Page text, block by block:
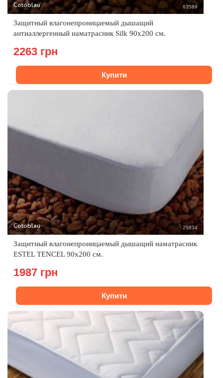
Cotoblau 63589
Защитный влагонепроницаемый дышащий
антиаллергенный наматрасник Silk 90х200 см.
2263 грн
Купити
Cotoblau 25834
Защитный влагонепроницаемый дышащий наматрасник
ESTEL TENCEL 90х200 см.
1987 грн
Купити